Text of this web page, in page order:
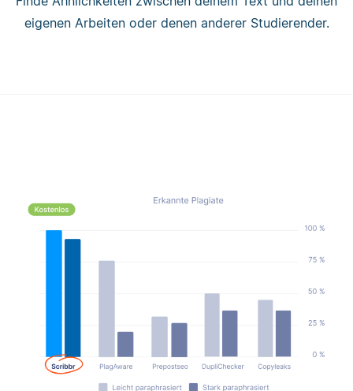
eigenen Arbeiten oder denen anderer Studierender.